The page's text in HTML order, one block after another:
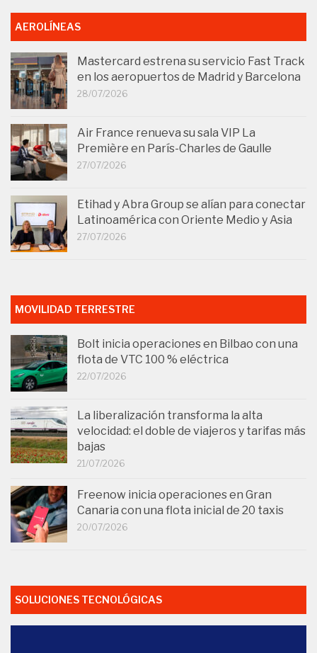
AEROLÍNEAS
Mastercard estrena su servicio Fast Track
en los aeropuertos de Madrid y Barcelona
28/07/2026
Air France renueva su sala VIP La
Première en París-Charles de Gaulle
27/07/2026
Etihad y Abra Group se alían para conectar
Latinoamérica con Oriente Medio y Asia
27/07/2026
MOVILIDAD TERRESTRE
Bolt inicia operaciones en Bilbao con una
flota de VTC 100 % eléctrica
22/07/2026
La liberalización transforma la alta
velocidad: el doble de viajeros y tarifas más
bajas
21/07/2026
Freenow inicia operaciones en Gran
Canaria con una flota inicial de 20 taxis
20/07/2026
SOLUCIONES TECNOLÓGICAS